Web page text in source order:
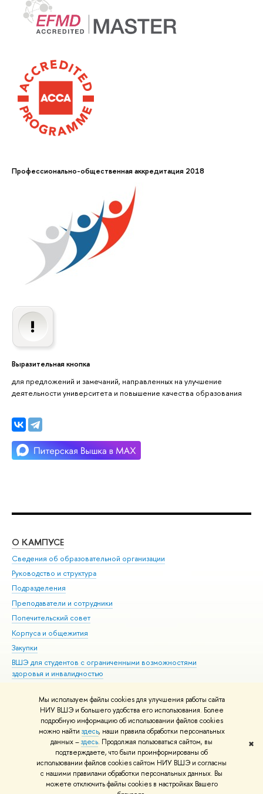
Мы используем файлы cookies для улучшения работы сайта
НИУ ВШЭ и большего удобства его использования. Более
подробную информацию об использовании файлов cookies
можно найти здесь, наши правила обработки персональных
данных –здесь. Продолжая пользоваться сайтом, вы
подтверждаете, что были проинформированы об
использовании файлов cookies сайтом НИУ ВШЭ и согласны
с нашими правилами обработки персональных данных. Вы
можете отключить файлы cookies в настройках Вашего
✖
Профессионально-общественная аккредитация 2018
Выразительная кнопка
для предложений и замечаний, направленных на улучшение
деятельности университета и повышение качества образования
О КАМПУСЕ
Сведения об образовательной организации
Руководство и структура
Подразделения
Преподаватели и сотрудники
Попечительский совет
Корпуса и общежития
Закупки
ВШЭ для студентов с ограниченными возможностями
здоровья и инвалидностью
Единая платежная страница
© НИУ ВШЭ 1993–2026 Адреса и контакты Условия использования
материалов Политика конфиденциальности Карта сайта
Шрифты HSE Sans и HSE Slab разработаны вШколе дизайна НИУ ВШЭ